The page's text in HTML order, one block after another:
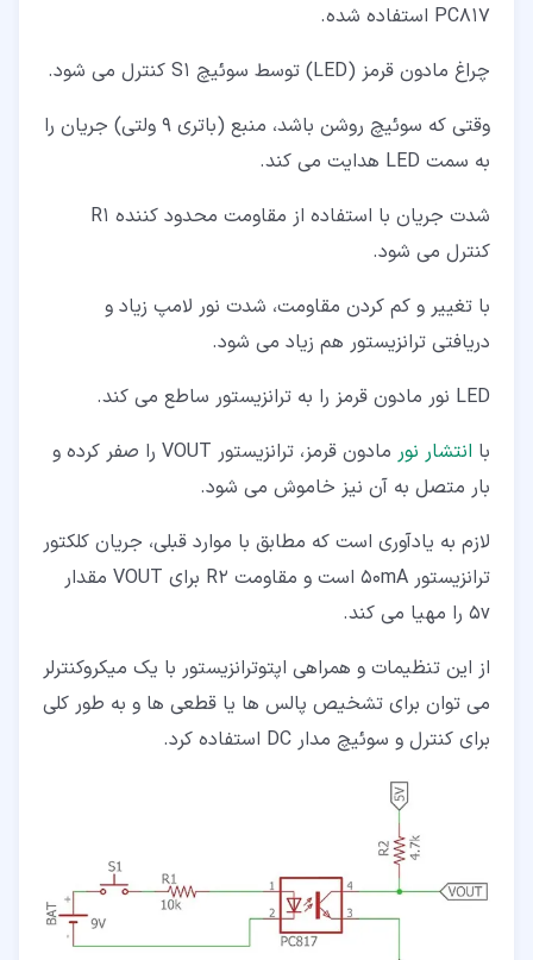
PC817 استفاده شده.
چراغ مادون قرمز (LED) توسط سوئیچ S1 کنترل می شود.
وقتی که سوئیچ روشن باشد، منبع (باتری 9 ولتی) جریان را
به سمت LED هدایت می کند.
شدت جریان با استفاده از مقاومت محدود کننده R1
کنترل می شود.
با تغییر و کم کردن مقاومت، شدت نور لامپ زیاد و
دریافتی ترانزیستور هم زیاد می شود.
LED نور مادون قرمز را به ترانزیستور ساطع می کند.
با انتشار نور
مادون قرمز، ترانزیستور VOUT را صفر کرده و
بار متصل به آن نیز خاموش می شود.
لازم به یادآوری است که مطابق با موارد قبلی، جریان کلکتور
ترانزیستور 50mA است و مقاومت R2 برای VOUT مقدار
5v را مهیا می کند.
از این تنظیمات و همراهی اپتوترانزیستور با یک میکروکنترلر
می توان برای تشخیص پالس ها یا قطعی ها و به طور کلی
برای کنترل و سوئیچ مدار DC استفاده کرد.